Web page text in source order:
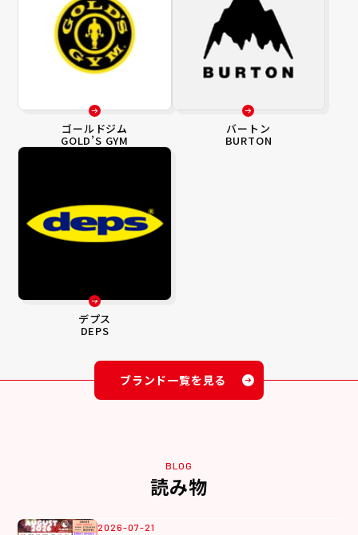
ゴールドジム
GOLD’S GYM
バートン
BURTON
デプス
DEPS
ブランド一覧を見る
BLOG
読み物
2026-07-21